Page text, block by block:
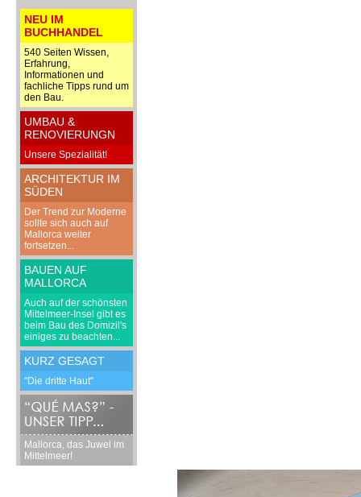
NEU IM
BUCHHANDEL
540 Seiten Wissen,
Erfahrung,
Informationen und
fachliche Tipps rund um
den Bau.
UMBAU &
RENOVIERUNGN
Unsere Spezialität!
ARCHITEKTUR IM
SÜDEN
Der Trend zur Moderne
sollte sich auch auf
Mallorca weiter
fortsetzen...
BAUEN AUF
MALLORCA
Auch auf der schönsten
Mittelmeer-Insel gibt es
beim Bau des Domizil's
einiges zu beachten...
KURZ GESAGT
"Die dritte Haut"
Mallorca, das Juwel im
Mittelmeer!